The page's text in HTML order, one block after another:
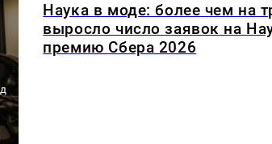
Наука в моде: более чем на
выросло число заявок на
премию Сбера 2026